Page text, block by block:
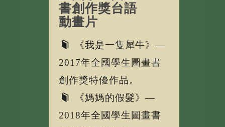
書創作獎台語
動畫片
《我是一隻犀牛》—
2017年全國學生圖畫書
創作獎特優作品。
《媽媽的假髮》—
2018年全國學生圖畫書